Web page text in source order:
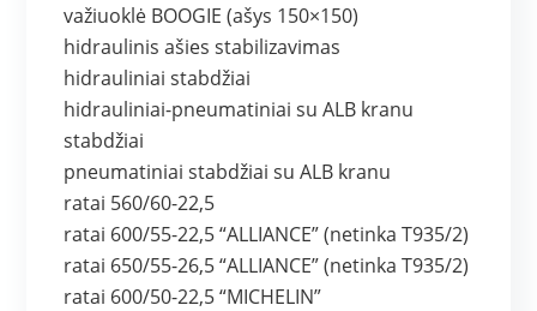
važiuoklė BOOGIE (ašys 150×150)
hidraulinis ašies stabilizavimas
hidrauliniai stabdžiai
hidrauliniai-pneumatiniai su ALB kranu
stabdžiai
pneumatiniai stabdžiai su ALB kranu
ratai 560/60-22,5
ratai 600/55-22,5 “ALLIANCE” (netinka T935/2)
ratai 650/55-26,5 “ALLIANCE” (netinka T935/2)
ratai 600/50-22,5 “MICHELIN”